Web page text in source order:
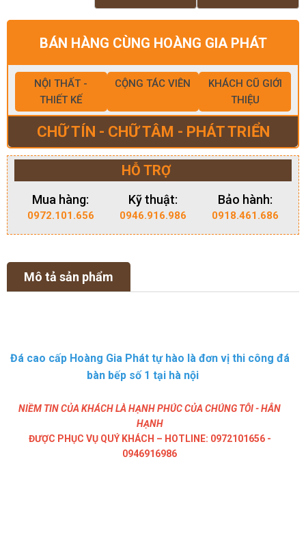
BÁN HÀNG CÙNG HOÀNG GIA PHÁT
NỘI THẤT -
THIẾT KẾ
CỘNG TÁC VIÊN
KHÁCH CŨ GIỚI
THIỆU
CHỮ TÍN - CHỮ TÂM - PHÁT TRIỂN
HỖ TRỢ
Mua hàng:
0972.101.656
Kỹ thuật:
0946.916.986
Bảo hành:
0918.461.686
Mô tả sản phẩm
Đá cao cấp Hoàng Gia Phát tự hào là đơn vị thi công đá
bàn bếp số 1 tại hà nội
NIỀM TIN CỦA KHÁCH LÀ HẠNH PHÚC CỦA CHÚNG TÔI - HÂN
HẠNH
ĐƯỢC PHỤC VỤ QUÝ KHÁCH – HOTLINE: 0972101656 -
0946916986